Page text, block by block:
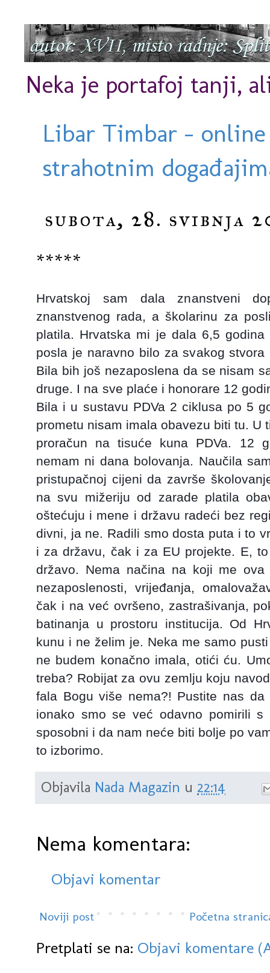
Neka je portafoj tanji,
Libar Timbar -
strahotnim
subota, 28. svibnja
*****
Hrvatskoj sam dala znanstveni
znanstvenog rada, a školarinu za
platila. Hrvatska mi je dala 6,5
posla je naravno bilo za svakog
Bila bih još nezaposlena da se nisam
druge. I na sve plaće i honorare 12
Bila i u sustavu PDVa 2 ciklusa po 5
prometu nisam imala obavezu biti tu. U
proračun na tisuće kuna PDVa. 12
nemam ni dana bolovanja. Naučila
pristupačnoj cijeni da završe
na svu mižeriju od zarade platila
oštećuju i mene i državu radeći bez
divni, ja ne. Radili smo dosta puta i to
i za državu, čak i za EU projekte. E,
državo. Nema načina na koji me
nezaposlenosti, vrijeđanja,
čak i na već ovršeno, zastrašivanja,
batinanja u prostoru institucija. Od
kunu i ne želim je. Neka me samo
ne budem konačno imala, otići ću.
treba? Robijat za ovu zemlju koju
fala Bogu više nema?! Pustite nas
ionako smo se već odavno pomirili
sposobni i da nam neće biti bolje po
to izborimo.
Objavila Nada Magazin u 22:14
Nema komentara:
Objavi komentar
Noviji post Početna
Pretplati se na: Objavi komentare